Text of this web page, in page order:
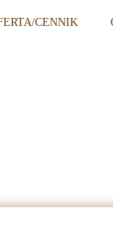
CENNIK